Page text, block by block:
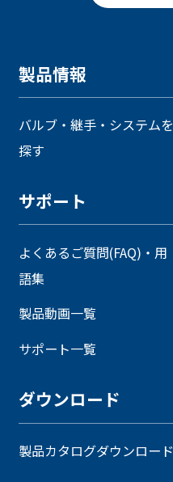
製品情報
バルブ・継手・システムを
探す
サポート
よくあるご質問(FAQ)・用
語集
製品動画一覧
サポート一覧
ダウンロード
製品カタログダウンロード